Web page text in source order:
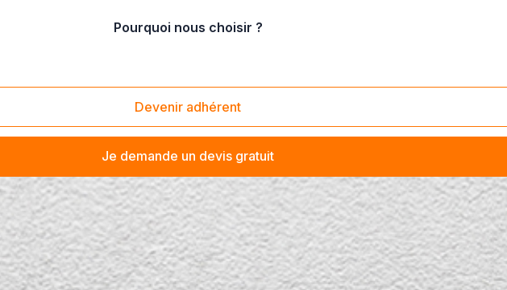
Pourquoi nous choisir ?
Devenir adhérent
Je demande un devis gratuit